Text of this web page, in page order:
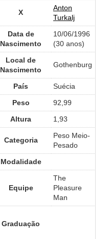
X
Anton
Turkalj
Data de
Nascimento
10/06/1996
(30 anos)
Local de
Nascimento
Gothenburg
País
Suécia
Peso
92,99
Altura 1,93
Categoria
Peso Meio-
Pesado
Modalidade
Equipe
The
Pleasure
Man
Graduação